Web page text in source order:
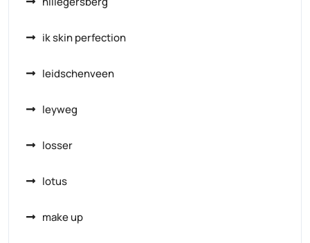
ik skin perfection
leidschenveen
leyweg
losser
lotus
make up